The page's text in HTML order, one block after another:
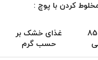
کردن با پوچ :
پوچ 85
غذای خشک بر
حسب گرم